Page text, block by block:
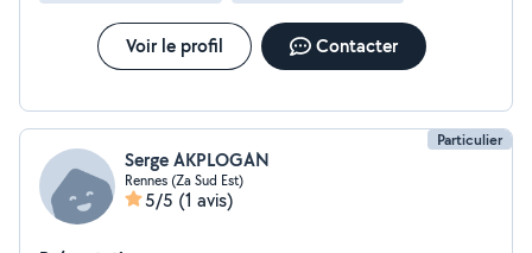
Voir le profil Contacter
Particulier
Serge AKPLOGAN
Rennes (Za Sud Est)
5/5 (1 avis)